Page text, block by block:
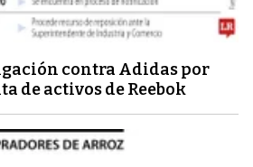
contra Adidas por
de activos de Reebok